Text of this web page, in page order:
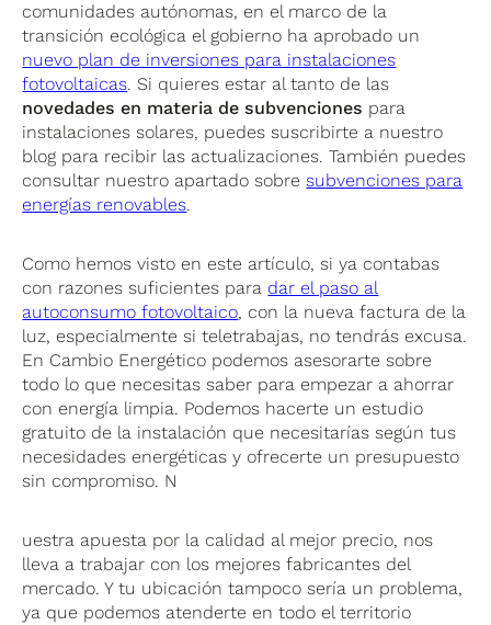
comunidades autónomas, en el marco de la
transición ecológica el gobierno ha aprobado un
nuevo plan de inversiones para instalaciones
fotovoltaicas. Si quieres estar al tanto de las
novedades en materia de subvenciones para
instalaciones solares, puedes suscribirte a nuestro
blog para recibir las actualizaciones. También puedes
consultar nuestro apartado sobresubvenciones para
energías renovables.
Como hemos visto en este artículo, si ya contabas
con razones suficientes para dar el paso al
autoconsumo fotovoltaico, con la nueva factura de la
luz, especialmente si teletrabajas, no tendrás excusa.
En Cambio Energético podemos asesorarte sobre
todo lo que necesitas saber para empezar a ahorrar
con energía limpia. Podemos hacerte un estudio
gratuito de la instalación que necesitarías según tus
necesidades energéticas y ofrecerte un presupuesto
sin compromiso. N
uestra apuesta por la calidad al mejor precio, nos
lleva a trabajar con los mejores fabricantes del
mercado. Y tu ubicación tampoco sería un problema,
ya que podemos atenderte en todo el territorio